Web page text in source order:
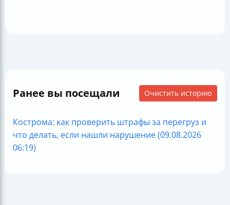
Ранее вы посещали Очистить историю
Кострома: как проверить штрафы за перегруз и
что делать, если нашли нарушение (09.08.2026
06:19)